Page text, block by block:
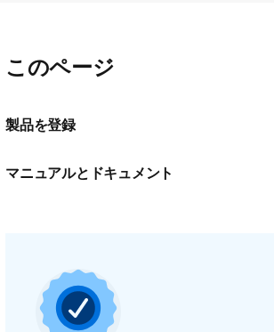
このページ
製品を登録
マニュアルとドキュメント